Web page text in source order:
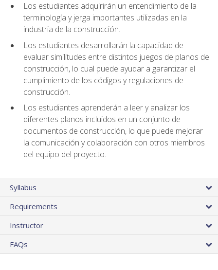
Los estudiantes adquirirán un entendimiento de la
terminología y jerga importantes utilizadas en la
industria de la construcción.
Los estudiantes desarrollarán la capacidad de
evaluar similitudes entre distintos juegos de planos de
construcción, lo cual puede ayudar a garantizar el
cumplimiento de los códigos y regulaciones de
construcción.
Los estudiantes aprenderán a leer y analizar los
diferentes planos incluidos en un conjunto de
documentos de construcción, lo que puede mejorar
la comunicación y colaboración con otros miembros
del equipo del proyecto.
Syllabus
Requirements
Instructor
FAQs